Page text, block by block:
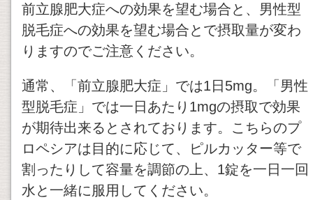
前立腺肥大症への効果を望む場合と、男性型
脱毛症への効果を望む場合とで摂取量が変わ
りますのでご注意ください。
通常、「前立腺肥大症」では1日5mg。「男性
型脱毛症」では一日あたり1mgの摂取で効果
が期待出来るとされております。こちらのプ
ロペシアは目的に応じて、ピルカッター等で
割ったりして容量を調節の上、1錠を一日一回
水と一緒に服用してください。